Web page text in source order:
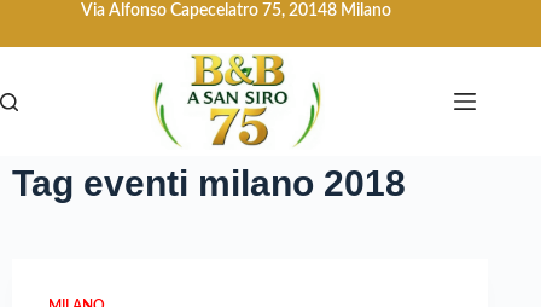
Via Alfonso Capecelatro 75, 20148 Milano
Tag eventi milano 2018